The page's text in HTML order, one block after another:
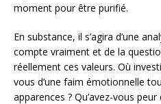
moment pour être purifié.
En substance, il s’agira d’une
compte vraiment et de la
réellement ces valeurs. Où
vous d’une faim émotionnelle
apparences ? Qu’avez-vous